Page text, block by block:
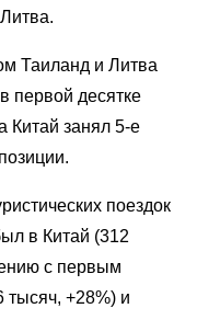
Таиланд и Литва
первой десятке
Китай занял 5-е
поездок
в Китай (312
с первым
тысяч, +28%) и